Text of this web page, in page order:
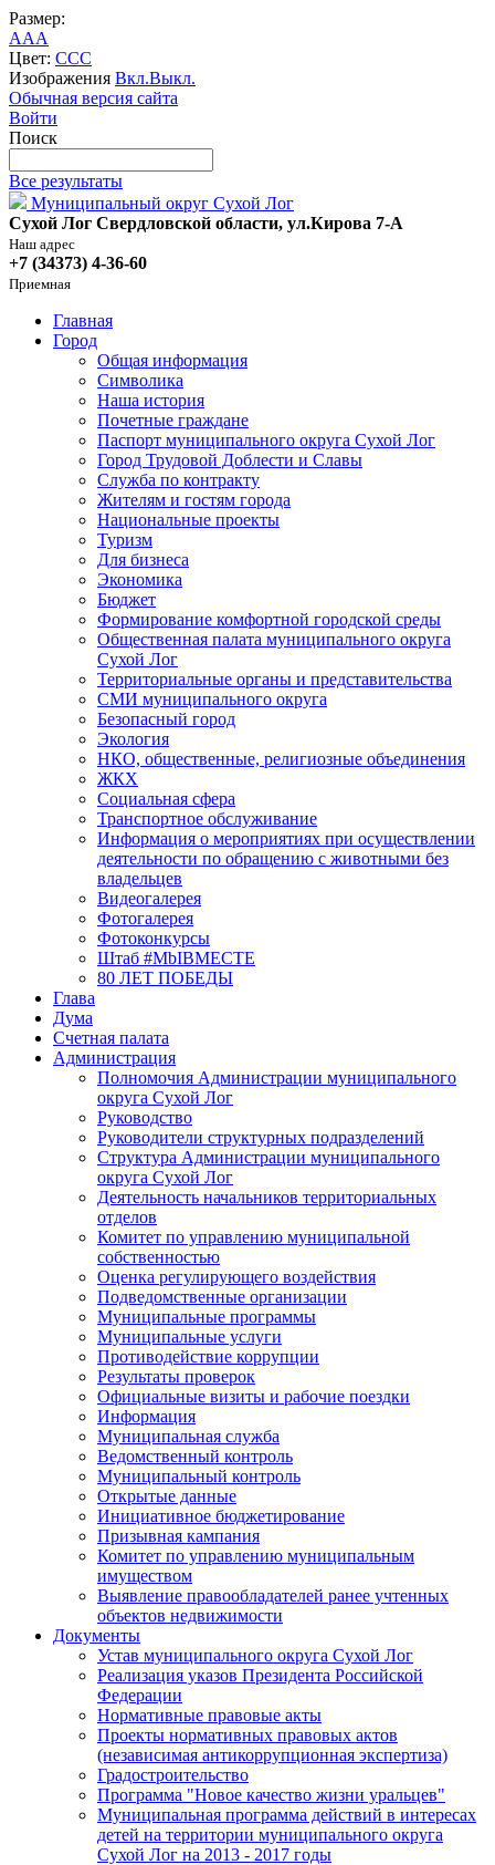
Размер:
AAA
Цвет: CCC
Изображения Вкл.Выкл.
Обычная версия сайта
Войти
Поиск
Все результаты
Муниципальный округ Сухой Лог
Сухой Лог Свердловской области, ул.Кирова 7-А
Наш адрес
+7 (34373) 4-36-60
Приемная
Главная
Город
Общая информация
Символика
Наша история
Почетные граждане
Паспорт муниципального округа Сухой Лог
Город Трудовой Доблести и Славы
Служба по контракту
Жителям и гостям города
Национальные проекты
Туризм
Для бизнеса
Экономика
Бюджет
Формирование комфортной городской среды
Общественная палата муниципального округа
Сухой Лог
Территориальные органы и представительства
СМИ муниципального округа
Безопасный город
Экология
НКО, общественные, религиозные объединения
ЖКХ
Социальная сфера
Транспортное обслуживание
Информация о мероприятиях при осуществлении
деятельности по обращению с животными без
владельцев
Видеогалерея
Фотогалерея
Фотоконкурсы
Штаб #MbIBMECTE
80 ЛЕТ ПОБЕДЫ
Глава
Дума
Счетная палата
Администрация
Полномочия Администрации муниципального
округа Сухой Лог
Руководство
Руководители структурных подразделений
Структура Администрации муниципального
округа Сухой Лог
Деятельность начальников территориальных
отделов
Комитет по управлению муниципальной
собственностью
Оценка регулирующего воздействия
Подведомственные организации
Муниципальные программы
Муниципальные услуги
Противодействие коррупции
Результаты проверок
Официальные визиты и рабочие поездки
Информация
Муниципальная служба
Ведомственный контроль
Муниципальный контроль
Открытые данные
Инициативное бюджетирование
Призывная кампания
Комитет по управлению муниципальным
имуществом
Выявление правообладателей ранее учтенных
объектов недвижимости
Документы
Устав муниципального округа Сухой Лог
Реализация указов Президента Российской
Федерации
Нормативные правовые акты
Проекты нормативных правовых актов
(независимая антикоррупционная экспертиза)
Градостроительство
Программа "Новое качество жизни уральцев"
Муниципальная программа действий в интересах
детей на территории муниципального округа
Сухой Лог на 2013 - 2017 годы